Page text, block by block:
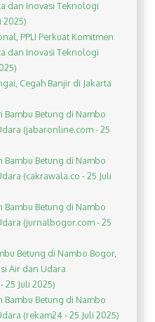
dan Inovasi Teknologi
2025)
PPLI Perkuat Komitmen
dan Inovasi Teknologi
Cegah Banjir di Jakarta
Bambu Betung di Nambo
(jabaronline.com - 25
Bambu Betung di Nambo
(cakrawala.co - 25 Juli
Bambu Betung di Nambo
(jurnalbogor.com - 25
Betung di Nambo Bogor,
Air dan Udara
25 Juli 2025)
Bambu Betung di Nambo
(rekam24 - 25 Juli 2025)